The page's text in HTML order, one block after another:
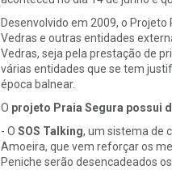
Desenvolvido em 2009, o
Vedras e outras entidades
Vedras, seja pela prestação de
várias entidades que se tem
época balnear.
O projeto Praia Segura possui
- O SOS Talking, um sistema de
Amoeira, que vem reforçar os
Peniche serão desencadeados